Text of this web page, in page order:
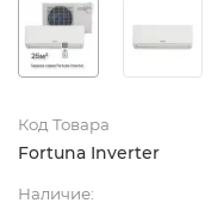
Код Товара
Fortuna Inverter
Наличие: